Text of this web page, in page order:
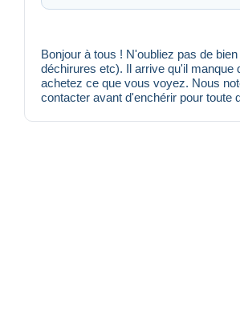
Bonjour à tous ! N'oubliez pas de
déchirures etc). Il arrive qu'il manque
achetez ce que vous voyez. Nous
contacter avant d'enchérir pour toute